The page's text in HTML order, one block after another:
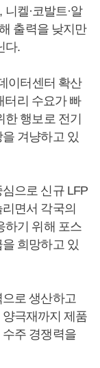
켈·코발트·알
출력을 낮지만
다.
이터센터 확산
터리 수요가 빠
행보로 전기
겨냥하고 있
으로 신규 LFP
면서 각국의
하기 위해 포스
희망하고 있
로 생산하고
극재까지 제품
주 경쟁력을